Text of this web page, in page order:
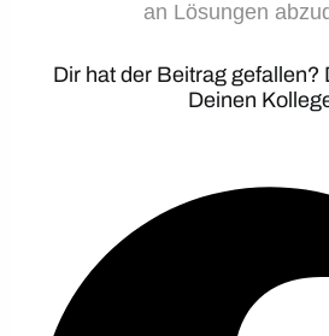
an Lösungen
Dir hat der Beitrag gefallen?
Deinen